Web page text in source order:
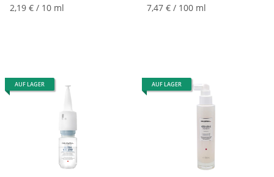
2,19 € / 10 ml
7,47 € / 100 ml
AUF LAGER AUF LAGER